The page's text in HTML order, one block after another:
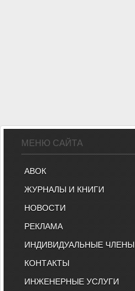
МЕНЮ САЙТА
АВОК
ЖУРНАЛЫ И КНИГИ
НОВОСТИ
РЕКЛАМА
ИНДИВИДУАЛЬНЫЕ ЧЛЕНЫ
КОНТАКТЫ
ИНЖЕНЕРНЫЕ УСЛУГИ